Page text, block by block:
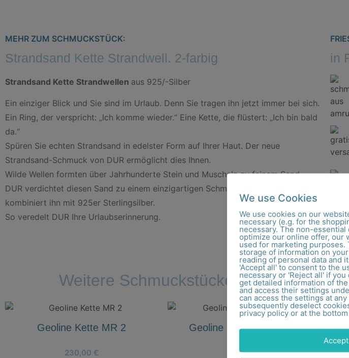
MEHR ZUM SCHMUCKSTÜCK:
Strandsand Kette Strandwell. 2-farbig
Strandsand Kette Strandwellen aus 925/-Silber
Ein einziger Blick und Sie sind im Urlaub. Denn Sie tragen ihn jetzt immer bei sich.
Ein Ring, der verspricht: „Ich komme wieder.“ Eine Kette, die flüstert: „Ich bin bald
da.“
Spüren Sie echten Strandsand in edelster Form auf Ihrer Haut. Der neue
Strandsand-Schmuck von DUR ermöglicht dies Ihnen.
Wilde Wellen formten über Jahrhunderte Stein und Muscheln zu feinem Sand.
DUR verdichtet diesen Sand zu einem einzigartigen Schmuckstück und
kombiniert ihn mit 925er Sterlingsilber.
So veredelt DUR Ihre Urlaubserinnerung.
in
Weitere Schmuckstücke aus unserer
Geoline Kette MR 2
230,00 €
Geoline Kette KT 1 Gold
535,00€
We use Cookies
We use cookies on our
necessary (e.g. for the
necessary. The non-essential
optimize our online offer, our
used for marketing
storage of information on
reading of personal data and
'Accept all' to consent to the
necessary or 'Reject all' if
get detailed information of
and access their settings
can access the settings at
subsequently deselect
privacy policy or at the